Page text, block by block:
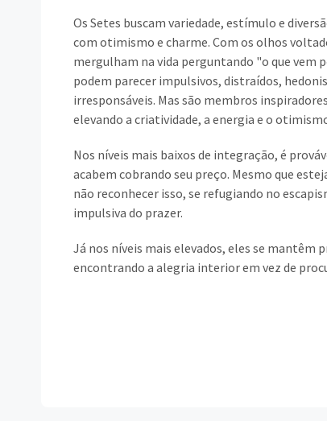
Os Setes buscam variedade, estímulo e
com otimismo e charme. Com os olhos
mergulham na vida perguntando "o que vem
podem parecer impulsivos, distraídos,
irresponsáveis. Mas são membros
elevando a criatividade, a energia e o
Nos níveis mais baixos de integração, é
acabem cobrando seu preço. Mesmo que
não reconhecer isso, se refugiando no
impulsiva do prazer.
Já nos níveis mais elevados, eles se mantêm
encontrando a alegria interior em vez de